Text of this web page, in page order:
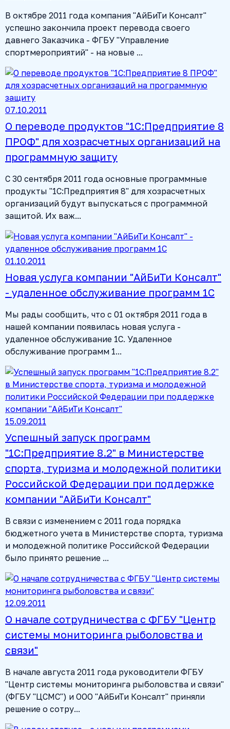
В октябре 2011 года компания "АйБиТи Консалт"
успешно закончила проект перевода своего
давнего Заказчика - ФГБУ "Управление
спортмероприятий" - на новые ...
07.10.2011
О переводе продуктов "1С:Предприятие 8
ПРОФ" для хозрасчетных организаций на
программную защиту
С 30 сентября 2011 года основные программные
продукты "1С:Предприятия 8" для хозрасчетных
организаций будут выпускаться с программной
защитой. Их важ...
01.10.2011
Новая услуга компании "АйБиТи Консалт"
- удаленное обслуживание программ 1С
Мы рады сообщить, что с 01 октября 2011 года в
нашей компании появилась новая услуга -
удаленное обслуживание 1С. Удаленное
обслуживание программ 1...
15.09.2011
Успешный запуск программ
"1С:Предприятие 8.2" в Министерстве
спорта, туризма и молодежной политики
Российской Федерации при поддержке
компании "АйБиТи Консалт"
В связи с изменением с 2011 года порядка
бюджетного учета в Министерстве спорта, туризма
и молодежной политике Российской Федерации
было принято решение ...
12.09.2011
О начале сотрудничества с ФГБУ "Центр
системы мониторинга рыболовства и
связи"
В начале августа 2011 года руководители ФГБУ
"Центр системы мониторинга рыболовства и связи"
(ФГБУ "ЦСМС") и ООО "АйБиТи Консалт" приняли
решение о сотру...